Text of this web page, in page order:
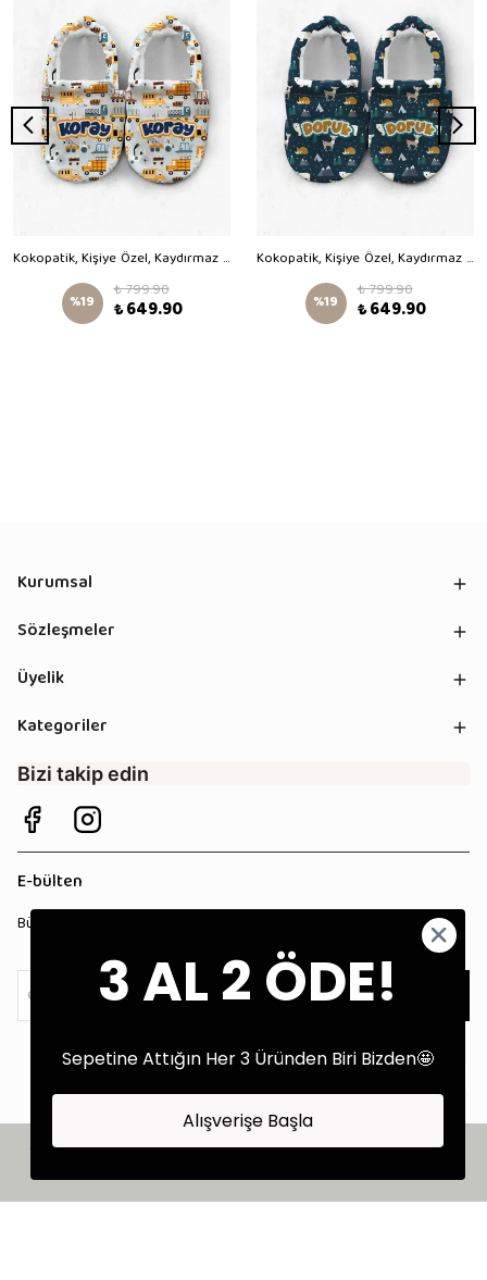
Kokopatik, Kişiye Özel, Kaydırmaz Taban,Organik Pamuk Astarlı Ev Patiği,İlk Adım Ayakkabısı,İş Makineleri Desenli Patik
%19 ₺ 799.90
₺ 649.90
Kokopatik, Kişiye Özel, Kaydırmaz Taban,Organik Pamuk Astarlı Ev Patiği,İlk Adım Ayakkabısı,Kış Hayvanları Desenli Patik
%19 ₺ 799.90
₺ 649.90
Kurumsal
Sözleşmeler
Üyelik
Kategoriler
Bizi takip edin
E-bülten
Bültenimize kaydolun, tüm kampanyalardan anında haberdar olun!
©2025 Tüm Hakları Saklıdır - Tekstil Performans Pazarlama Ajansı:
Kokopatik
3 AL 2 ÖDE!
Sepetine Attığın Her 3 Üründen Biri Bizden🤩
Alışverişe Başla